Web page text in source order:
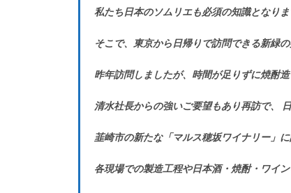
私たち日本のソムリエも必須の知識となりま
そこで、東京から日帰りで訪問できる新緑
昨年訪問しましたが、時間が足りずに焼酎
清水社長からの強いご要望もあり再訪で、
韮崎市の新たな「マルス穂坂ワイナリー」に
各現場での製造工程や日本酒・焼酎・ワイ